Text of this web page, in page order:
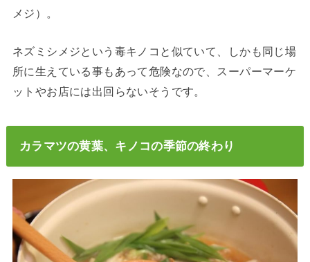
メジ）。
ネズミシメジという毒キノコと似ていて、しかも同じ場
所に生えている事もあって危険なので、スーパーマーケ
ットやお店には出回らないそうです。
カラマツの黄葉、キノコの季節の終わり